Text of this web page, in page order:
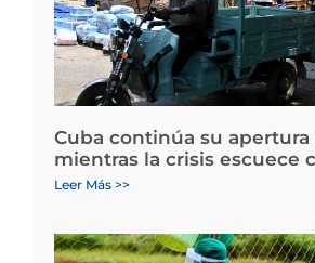
Cuba continúa su
mientras la crisis escuece
Leer Más >>